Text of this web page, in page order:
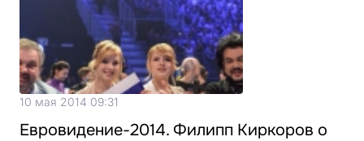
10 мая 2014 09:31
Евровидение-2014. Филипп Киркоров о